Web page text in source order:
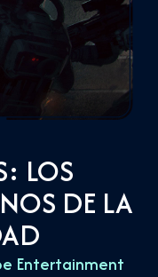
LOS
DE LA
Entertainment